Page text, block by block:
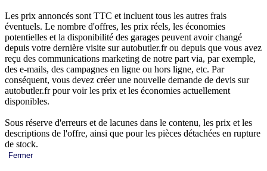
Les prix annoncés sont TTC et incluent tous les autres frais
éventuels. Le nombre d'offres, les prix réels, les économies
potentielles et la disponibilité des garages peuvent avoir changé
depuis votre dernière visite sur autobutler.fr ou depuis que vous avez
reçu des communications marketing de notre part via, par exemple,
des e-mails, des campagnes en ligne ou hors ligne, etc. Par
conséquent, vous devez créer une nouvelle demande de devis sur
autobutler.fr pour voir les prix et les économies actuellement
disponibles.
Sous réserve d'erreurs et de lacunes dans le contenu, les prix et les
descriptions de l'offre, ainsi que pour les pièces détachées en rupture
de stock.
Fermer